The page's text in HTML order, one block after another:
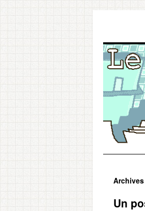
contenu
Un